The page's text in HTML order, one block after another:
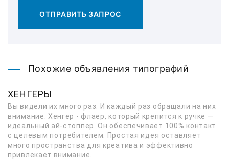
ОТПРАВИТЬ ЗАПРОС
Похожие объявления типографий
ХЕНГЕРЫ
Вы видели их много раз. И каждый раз обращали на них
внимание. Хенгер - флаер, который крепится к ручке —
идеальный ай-стоппер. Он обеспечивает 100% контакт
с целевым потребителем. Простая идея оставляет
много пространства для креатива и эффективно
привлекает внимание.